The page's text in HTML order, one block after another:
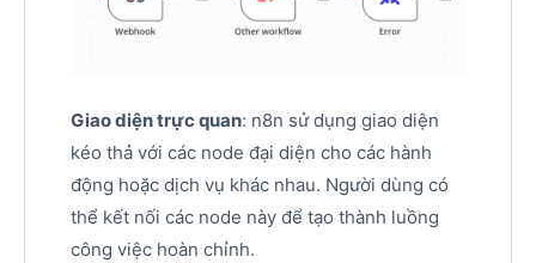
Giao diện trực quan: n8n sử dụng giao diện
kéo thả với các node đại diện cho các hành
động hoặc dịch vụ khác nhau. Người dùng có
thể kết nối các node này để tạo thành luồng
công việc hoàn chỉnh.